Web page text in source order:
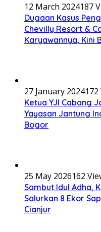
12 March 2024187
Dugaan Kasus
Chevilly Resort &
Karyawannya, Kini
27 January 2024172
Ketua YJI Cabang
Yayasan Jantung
Bogor
25 May 2026162
Sambut Idul Adha,
Salurkan 8 Ekor
Cianjur